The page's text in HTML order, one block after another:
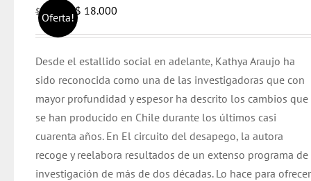
Oferta!
$19.000
El
precio
era:
$ 19.000.
$ 18.000
es:
$ 18.000.
Desde el estallido social en adelante, Kathya Araujo ha
sido reconocida como una de las investigadoras que con
mayor profundidad y espesor ha descrito los cambios que
se han producido en Chile durante los últimos casi
cuarenta años. En El circuito del desapego, la autora
recoge y reelabora resultados de un extenso programa de
investigación de más de dos décadas. Lo hace para ofrecer